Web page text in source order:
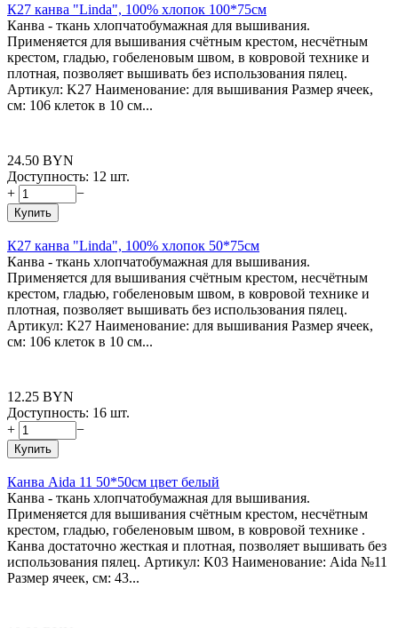
К27 канва "Linda", 100% хлопок 100*75см
Канва - ткань хлопчатобумажная для вышивания.
Применяется для вышивания счётным крестом, несчётным
крестом, гладью, гобеленовым швом, в ковровой технике и
плотная, позволяет вышивать без использования пялец.
Артикул: K27 Наименование: для вышивания Размер ячеек,
см: 106 клеток в 10 см...
24.50 BYN
Доступность: 12 шт.
+
−
Купить
К27 канва "Linda", 100% хлопок 50*75см
Канва - ткань хлопчатобумажная для вышивания.
Применяется для вышивания счётным крестом, несчётным
крестом, гладью, гобеленовым швом, в ковровой технике и
плотная, позволяет вышивать без использования пялец.
Артикул: K27 Наименование: для вышивания Размер ячеек,
см: 106 клеток в 10 см...
12.25 BYN
Доступность: 16 шт.
+
−
Купить
Канва Aida 11 50*50см цвет белый
Канва - ткань хлопчатобумажная для вышивания.
Применяется для вышивания счётным крестом, несчётным
крестом, гладью, гобеленовым швом, в ковровой технике .
Канва достаточно жесткая и плотная, позволяет вышивать без
использования пялец. Артикул: K03 Наименование: Aida №11
Размер ячеек, см: 43...